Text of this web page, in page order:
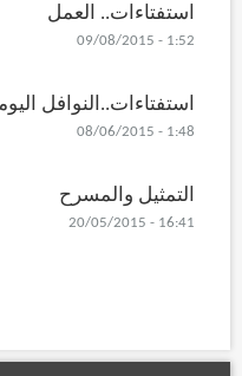
استفتاءات.. العمل
1:52 - 09/08/2015
استفتاءات..النوافل
1:48 - 08/06/2015
التمثيل والمسرح
16:41 - 20/05/2015